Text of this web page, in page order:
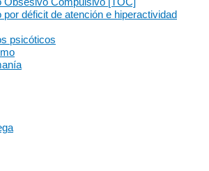
por déficit de atención e hiperactividad
psicóticos